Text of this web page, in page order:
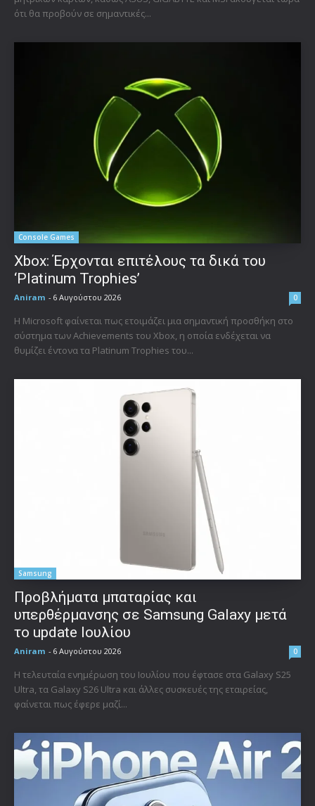
ότι θα προβούν σε σημαντικές...
Console Games
Xbox: Έρχονται επιτέλους τα δικά του
‘Platinum Trophies’
Aniram - 6 Αυγούστου 2026 0
Η Microsoft φαίνεται πως ετοιμάζει μια σημαντική προσθήκη στο
σύστημα των Achievements του Xbox, η οποία ενδέχεται να
θυμίζει έντονα τα Platinum Trophies του...
Samsung
Προβλήματα μπαταρίας και
υπερθέρμανσης σε Samsung Galaxy μετά
το update Ιουλίου
Aniram - 6 Αυγούστου 2026 0
Η τελευταία ενημέρωση του Ιουλίου που έφτασε στα Galaxy S25
Ultra, τα Galaxy S26 Ultra και άλλες συσκευές της εταιρείας,
φαίνεται πως έφερε μαζί...